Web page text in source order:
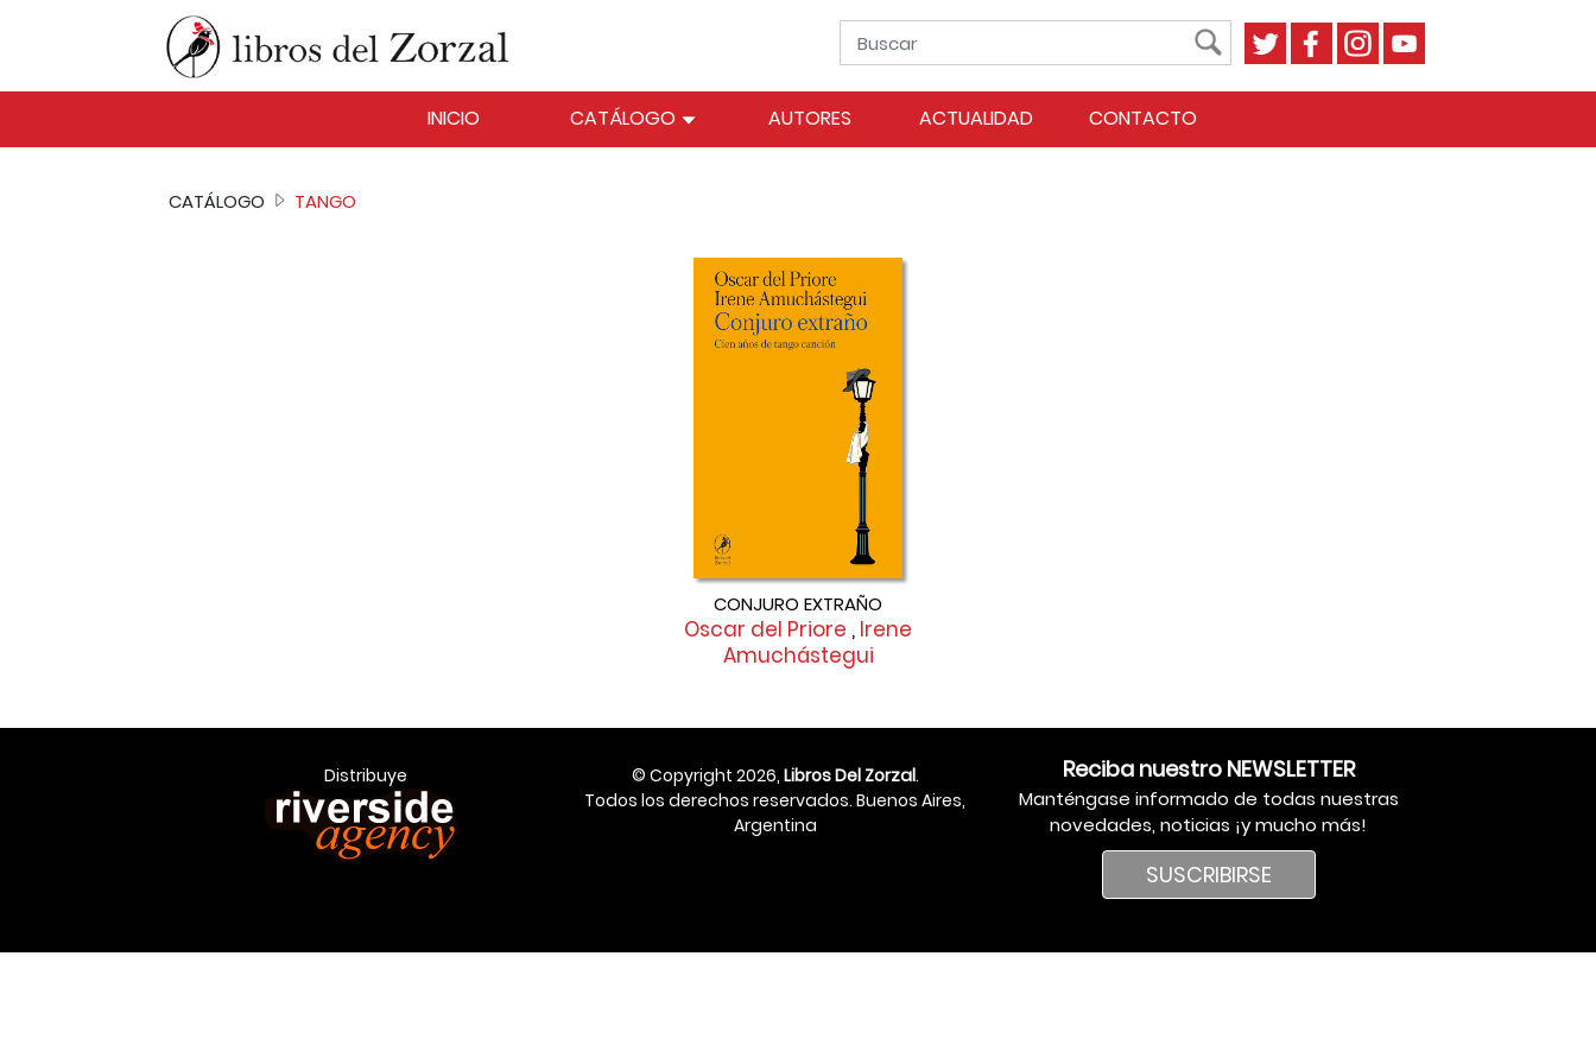
INICIO CATÁLOGO AUTORES ACTUALIDAD CONTACTO
CATÁLOGO TANGO
CONJURO EXTRAÑO
Oscar del Priore , Irene
Amuchástegui
Distribuye © Copyright 2026, Libros Del Zorzal.
Todos los derechos reservados. Buenos Aires,
Argentina
Reciba nuestro NEWSLETTER
Manténgase informado de todas nuestras
novedades, noticias ¡y mucho más!
SUSCRIBIRSE